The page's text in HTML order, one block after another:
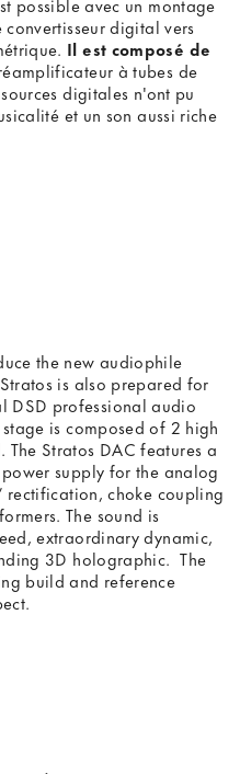
digital vers
Il est composé de
à tubes de
digitales n'ont pu
et un son aussi riche
the new audiophile
is also prepared for
DSD professional audio
is composed of 2 high
Stratos DAC features a
supply for the analog
rectification, choke coupling
The sound is
extraordinary dynamic,
3D holographic. The
build and reference